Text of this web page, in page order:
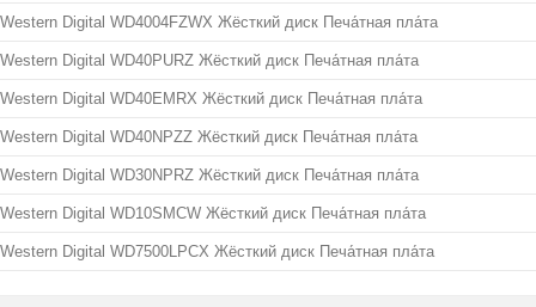
Western Digital WD4004FZWX Жёсткий диск Печа́тная пла́та
Western Digital WD40PURZ Жёсткий диск Печа́тная пла́та
Western Digital WD40EMRX Жёсткий диск Печа́тная пла́та
Western Digital WD40NPZZ Жёсткий диск Печа́тная пла́та
Western Digital WD30NPRZ Жёсткий диск Печа́тная пла́та
Western Digital WD10SMCW Жёсткий диск Печа́тная пла́та
Western Digital WD7500LPCX Жёсткий диск Печа́тная пла́та